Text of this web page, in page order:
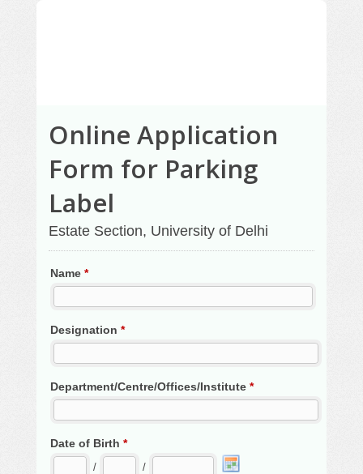
Online Application
Form for Parking
Label
Estate Section, University of Delhi
Name *
Designation *
Department/Centre/Offices/Institute *
Date of Birth *
/ /